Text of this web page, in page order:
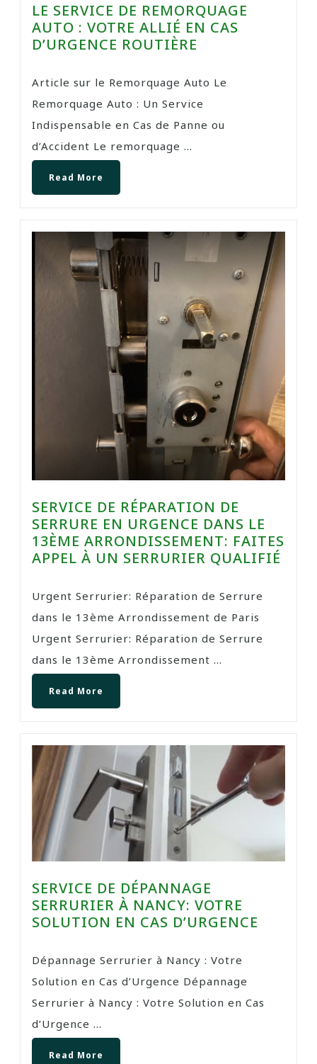
LE SERVICE DE REMORQUAGE
AUTO : VOTRE ALLIÉ EN CAS
D’URGENCE ROUTIÈRE
Article sur le Remorquage Auto Le
Remorquage Auto : Un Service
Indispensable en Cas de Panne ou
d’Accident Le remorquage ...
Read More
SERVICE DE RÉPARATION DE
SERRURE EN URGENCE DANS LE
13ÈME ARRONDISSEMENT: FAITES
APPEL À UN SERRURIER QUALIFIÉ
Urgent Serrurier: Réparation de Serrure
dans le 13ème Arrondissement de Paris
Urgent Serrurier: Réparation de Serrure
dans le 13ème Arrondissement ...
Read More
SERVICE DE DÉPANNAGE
SERRURIER À NANCY: VOTRE
SOLUTION EN CAS D’URGENCE
Dépannage Serrurier à Nancy : Votre
Solution en Cas d’Urgence Dépannage
Serrurier à Nancy : Votre Solution en Cas
d’Urgence ...
Read More